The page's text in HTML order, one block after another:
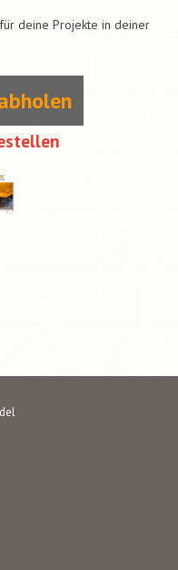
deine Projekte in deiner